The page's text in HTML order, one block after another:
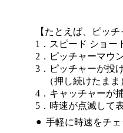
【たとえば、ピッ
1．スピード ショー
2．ピッチャーマウ
3．ピッチャーが投
（押し続けたまま
4．キャッチャーが
5．時速が点滅して
● 手軽に時速をチェ